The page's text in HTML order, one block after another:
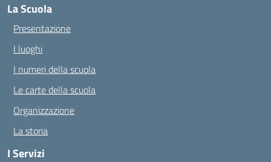
La Scuola
Presentazione
I luoghi
I numeri della scuola
Le carte della scuola
Organizzazione
La storia
I Servizi